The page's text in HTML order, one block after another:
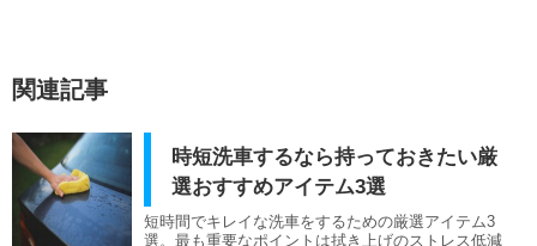
関連記事
時短洗車するなら持っておきたい厳
選おすすめアイテム3選
短時間でキレイな洗車をするための厳選アイテム3
選。最も重要なポイントは拭き上げのストレス低減